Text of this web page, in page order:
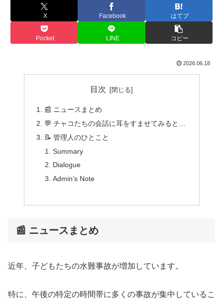
X Facebook はてブ
Pocket LINE コピー
2026.06.18
目次
📰 ニュースまとめ
💬 チャコたちの会話に耳をすませてみると…
📝 管理人のひとこと
Summary
Dialogue
Admin’s Note
📰 ニュースまとめ
近年、子どもたちの水難事故が増加しています。
特に、午後の特定の時間帯に多くの事故が集中しているこ